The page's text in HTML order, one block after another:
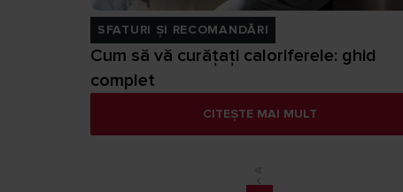
SFATURI ȘI RECOMANDĂRI
Cum să vă curățați caloriferele: ghid
complet
CITEȘTE MAI MULT
‹